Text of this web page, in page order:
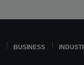
BUSINESS